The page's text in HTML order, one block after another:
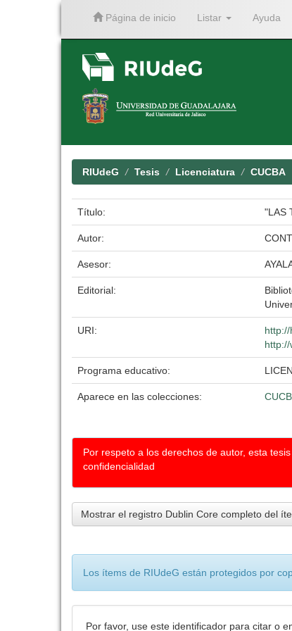
Página de inicio Listar Ayuda
RIUdeG Tesis Licenciatura CUCBA
Título: "LAS
Autor:
Asesor:
Editorial:
URI:
Programa educativo:
Aparece en las colecciones:
Por respeto a los derechos de autor, esta
confidencialidad
Mostrar el registro Dublin Core completo del
Los ítems de RIUdeG están protegidos por
Por favor, use este identificador para citar o